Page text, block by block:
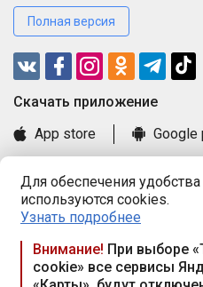
Для обеспечения
используются cookies.
Узнать подробнее
Внимание! При выборе
cookie» все сервисы
Полная версия
Cкачать приложение
App store
Google
Книга замечаний и
Правила и документы
Praca.by © 2000—2026, ООО
Республика Беларусь, 220114,
117а, пом. № 9.